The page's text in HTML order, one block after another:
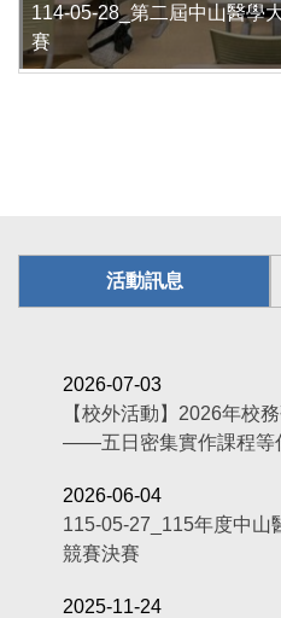
114-05-28_第二屆中山醫學
賽
活動訊息
2026-07-03
【校外活動】2026年校
——五日密集實作課程等
2026-06-04
115-05-27_115年度中山
競賽決賽
2025-11-24